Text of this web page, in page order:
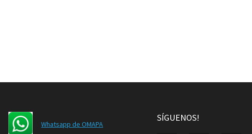
Whatsapp de OMAPA
SÍGUENOS!